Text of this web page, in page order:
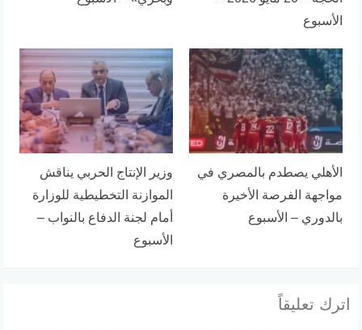
الأسبوع
وزير الإنتاج الحربي يناقش
الموازنة التخطيطية للوزارة
أمام لجنة الدفاع بالنواب –
الأسبوع
الأهلي يصطدم بالمصري في
مواجهة الفرصة الأخيرة
بالدوري – الأسبوع
اترك تعليقاً